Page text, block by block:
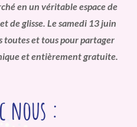
en un véritable espace de
de glisse. Le samedi 13 juin
toutes et tous pour partager
et entièrement gratuite.
nous :